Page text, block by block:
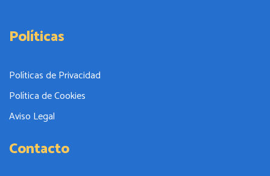
Políticas
Políticas de Privacidad
Política de Cookies
Aviso Legal
Contacto